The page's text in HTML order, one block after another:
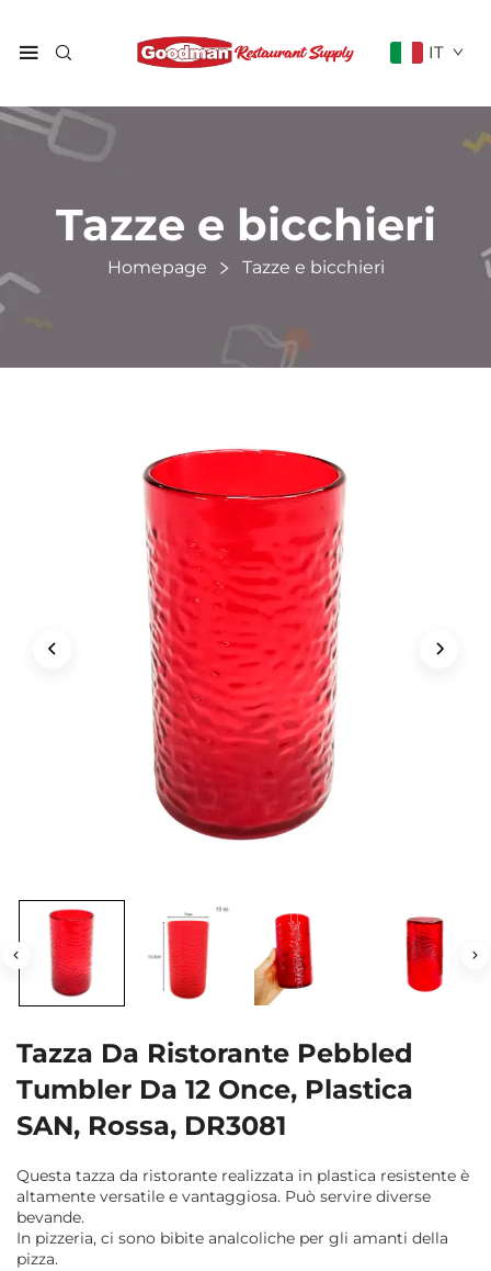
IT
Tazze e bicchieri
Homepage Tazze e bicchieri
Tazza Da Ristorante Pebbled
Tumbler Da 12 Once, Plastica
SAN, Rossa, DR3081
Questa tazza da ristorante realizzata in plastica resistente è
altamente versatile e vantaggiosa. Può servire diverse
bevande.
In pizzeria, ci sono bibite analcoliche per gli amanti della
pizza.